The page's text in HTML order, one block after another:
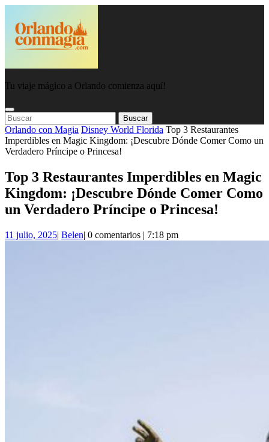
contenido
Tu viaje mágico a Orlando comienza aquí!
Botón
de
apertura
Botón
De
Cierre
Buscar:
Orlando con Magia Disney World Florida Top 3 Restaurantes
Imperdibles en Magic Kingdom: ¡Descubre Dónde Comer Como un
Verdadero Príncipe o Princesa!
Top 3 Restaurantes Imperdibles en Magic
Kingdom: ¡Descubre Dónde Comer Como
un Verdadero Príncipe o Princesa!
11 julio, 202511
| BelenBelen
| 0 comentarios | 7:18 pm